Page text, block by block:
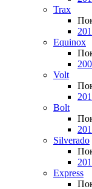
Trax
Equinox
Volt
Bolt
Silverado
Express